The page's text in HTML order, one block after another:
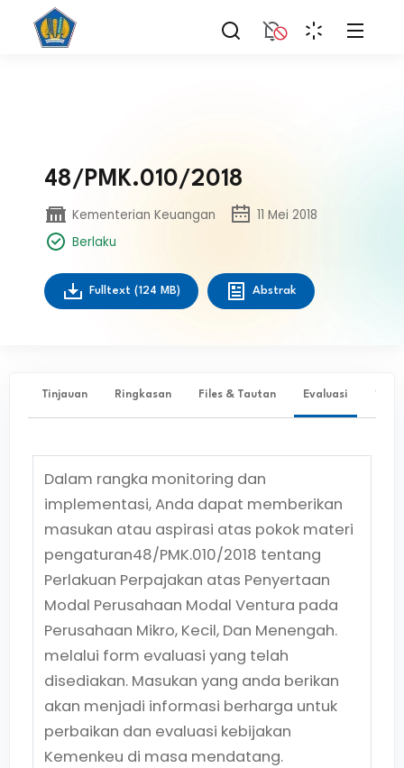
48/PMK.010/2018
Kementerian Keuangan
11 Mei 2018
Berlaku
Fulltext (124 MB) Abstrak
Tinjauan Ringkasan Files & Tautan Evaluasi ✨
Dalam rangka monitoring dan
implementasi, Anda dapat memberikan
masukan atau aspirasi atas pokok materi
pengaturan48/PMK.010/2018 tentang
Perlakuan Perpajakan atas Penyertaan
Modal Perusahaan Modal Ventura pada
Perusahaan Mikro, Kecil, Dan Menengah.
melalui form evaluasi yang telah
disediakan. Masukan yang anda berikan
akan menjadi informasi berharga untuk
perbaikan dan evaluasi kebijakan
Kemenkeu di masa mendatang.